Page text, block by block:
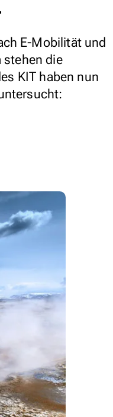
E-Mobilität und
stehen die
KIT haben nun